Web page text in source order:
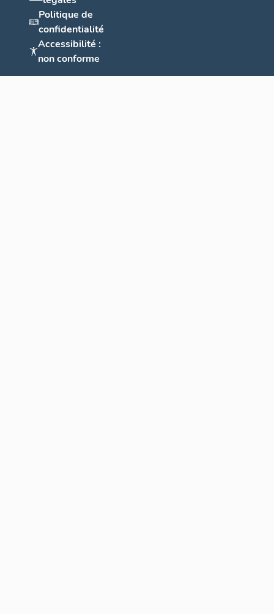
Politique de
confidentialité
Accessibilité :
non conforme